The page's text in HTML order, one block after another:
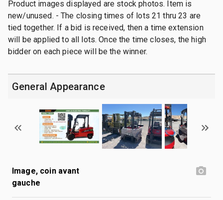
Product images displayed are stock photos. Item is
new/unused. - The closing times of lots 21 thru 23 are
tied together. If a bid is received, then a time extension
will be applied to all lots. Once the time closes, the high
bidder on each piece will be the winner.
General Appearance
Image, coin avant
gauche